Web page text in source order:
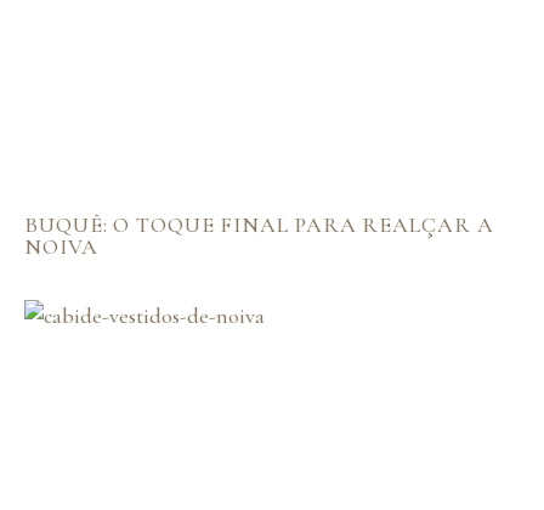
BUQUÊ: O TOQUE FINAL PARA REALÇAR A
NOIVA